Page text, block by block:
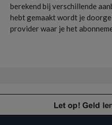
berekend bij verschillende
hebt gemaakt wordt je
provider waar je het